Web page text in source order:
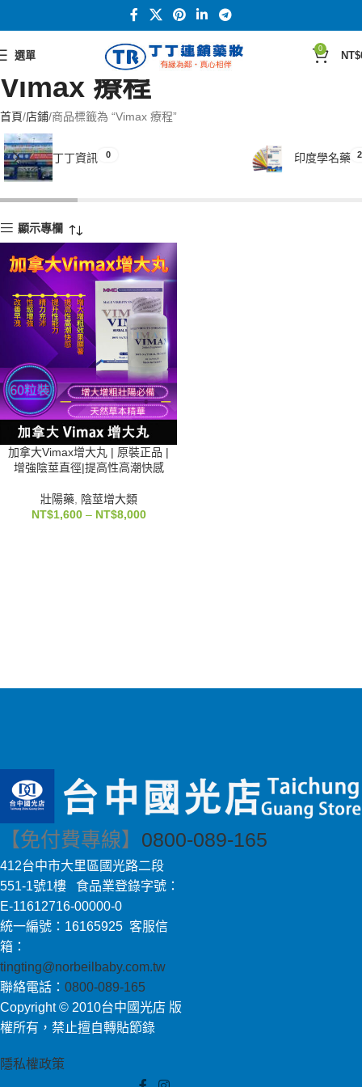
選單
0
NT$
Vimax 療程
首頁 店鋪 商品標籤為 “Vimax 療程”
丁丁資訊 0 印度學名藥
顯示專欄
加拿大Vimax增大丸 | 原裝正品 |
增強陰莖直徑|提高性高潮快感
壯陽藥, 陰莖增大類
NT$1,600 – NT$8,000
【免付費專線】 0800-089-165
412台中市大里區國光路二段
551-1號1樓 食品業登錄字號：
E-11612716-00000-0
統一編號：16165925 客服信
箱：
tingting@norbeilbaby.com.tw
聯絡電話： 0800-089-165
Copyright © 2010台中國光店 版
權所有，禁止擅自轉貼節錄
隱私權政策